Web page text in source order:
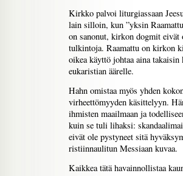
Kirkko palvoi liturgiassaan
lain silloin, kun ”yksin
on sanonut, kirkon dogmit
tulkintoja. Raamattu on kirkon
oikea käyttö johtaa aina
eukaristian äärelle.
Hahn omistaa myös yhden
virheettömyyden käsittelyyn.
ihmisten maailmaan ja
kuin se tuli lihaksi:
eivät ole pystyneet sitä
ristiinnaulitun Messiaan kuvaa.
Kaikkea tätä havainnollistaa